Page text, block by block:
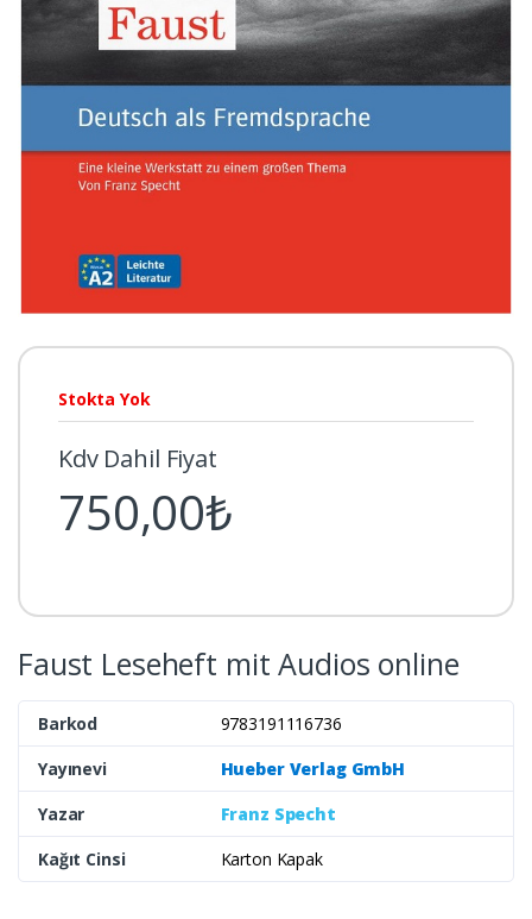
Faust Leseheft mit Audios online
Barkod
9783191116736
Yayınevi
Hueber Verlag GmbH
Yazar
Franz Specht
Kağıt Cinsi
Karton Kapak
Stokta Yok
Kdv Dahil Fiyat
750,00₺